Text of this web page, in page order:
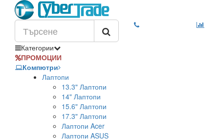
Категории
ПРОМОЦИИ
Компютри
Лаптопи
13.3" Лаптопи
14" Лаптопи
15.6" Лаптопи
17.3" Лаптопи
Лаптопи Acer
Лаптопи ASUS